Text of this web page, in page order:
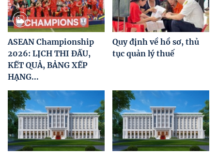
ASEAN Championship
2026: LỊCH THI ĐẤU,
KẾT QUẢ, BẢNG XẾP
HẠNG...
Quy định về hồ sơ, thủ
tục quản lý thuế